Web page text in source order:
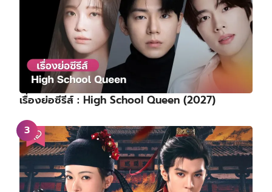
เรื่องย่อซีรีส์ : High School Queen (2027)